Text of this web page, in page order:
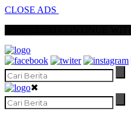
CLOSE ADS
✖